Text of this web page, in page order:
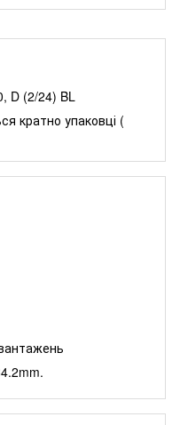
D (2/24) BL
кратно упаковці (